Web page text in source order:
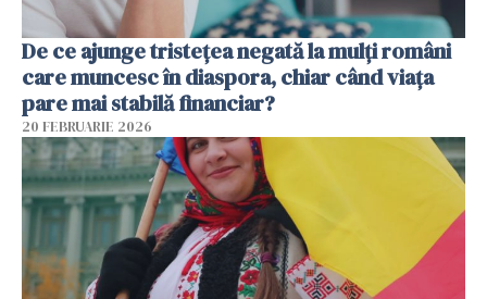
De ce ajunge tristețea negată la mulți români
care muncesc în diaspora, chiar când viața
pare mai stabilă financiar?
20 FEBRUARIE 2026